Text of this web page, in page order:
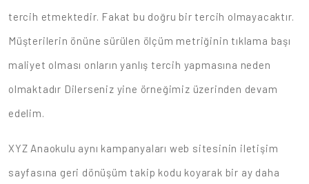
tercih etmektedir. Fakat bu doğru bir tercih olmayacaktır.
Müşterilerin önüne sürülen ölçüm metriğinin tıklama başı
maliyet olması onların yanlış tercih yapmasına neden
olmaktadır Dilerseniz yine örneğimiz üzerinden devam
edelim.
XYZ Anaokulu aynı kampanyaları web sitesinin iletişim
sayfasına geri dönüşüm takip kodu koyarak bir ay daha